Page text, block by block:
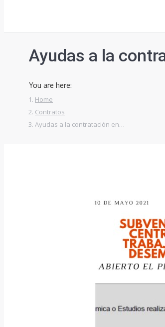
Ayudas a la
You are here:
Home
Contratos
Ayudas a la contratación en…